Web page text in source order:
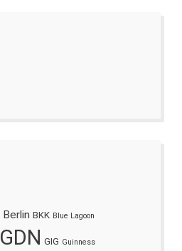
Berlin BKK Blue Lagoon
GDN GIG Guinness